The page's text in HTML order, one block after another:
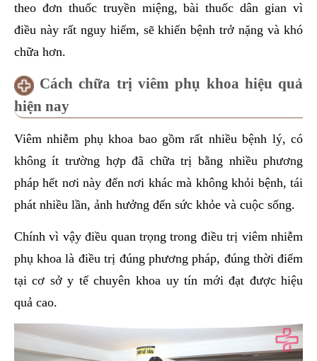
theo đơn thuốc truyền miệng, bài thuốc dân gian vì
điều này rất nguy hiểm, sẽ khiến bệnh trở nặng và khó
chữa hơn.
Cách chữa trị viêm phụ khoa hiệu quả
hiện nay
Viêm nhiễm phụ khoa bao gồm rất nhiều bệnh lý, có
không ít trường hợp đã chữa trị bằng nhiều phương
pháp hết nơi này đến nơi khác mà không khỏi bệnh, tái
phát nhiều lần, ảnh hưởng đến sức khỏe và cuộc sống.
Chính vì vậy điều quan trọng trong điều trị viêm nhiễm
phụ khoa là điều trị đúng phương pháp, đúng thời điểm
tại cơ sở y tế chuyên khoa uy tín mới đạt được hiệu
quả cao.